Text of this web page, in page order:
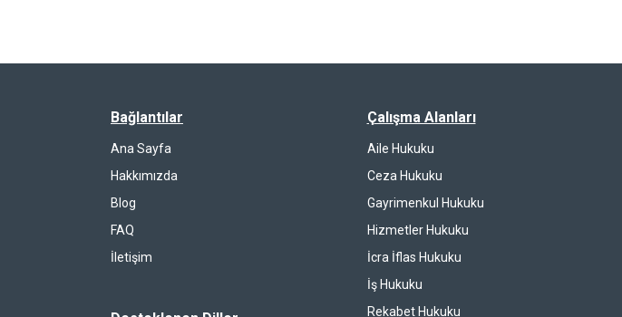
Bağlantılar
Ana Sayfa
Hakkımızda
Blog
FAQ
İletişim
Çalışma Alanları
Aile Hukuku
Ceza Hukuku
Gayrimenkul Hukuku
Hizmetler Hukuku
İcra İflas Hukuku
İş Hukuku
Rekabet Hukuku